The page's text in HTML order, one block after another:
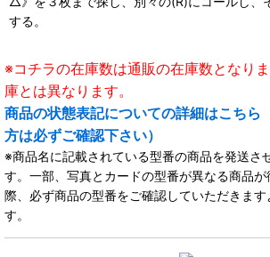
する。
※コチラの在庫数は通販の在庫数となり
庫とは異なります。
商品の状態表記についての詳細はこちら
方は必ずご確認下さい）
※商品名に記載されている型番の商品を発送さ
す。一部、写真とカードの型番が異なる商品
際、必ず商品の型番をご確認していただきます
す。